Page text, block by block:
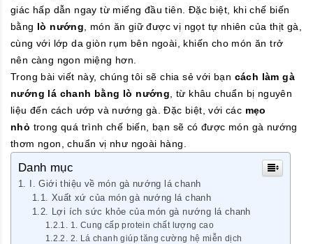
giác hấp dẫn ngay từ miếng đầu tiên. Đặc biệt, khi chế biến
bằng lò nướng , món ăn giữ được vị ngọt tự nhiên của thịt gà,
cùng với lớp da giòn rụm bên ngoài, khiến cho món ăn trở
nên càng ngon miệng hơn.
Trong bài viết này, chúng tôi sẽ chia sẻ với bạn cách làm gà
nướng lá chanh bằng lò nướng , từ khâu chuẩn bị nguyên
liệu đến cách ướp và nướng gà. Đặc biệt, với các mẹo
nhỏ trong quá trình chế biến, bạn sẽ có được món gà nướng
thơm ngon, chuẩn vị như ngoài hàng.
Danh mục
I. Giới thiệu về món gà nướng lá chanh
Xuất xứ của món gà nướng lá chanh
Lợi ích sức khỏe của món gà nướng lá chanh
1. Cung cấp protein chất lượng cao
2. Lá chanh giúp tăng cường hệ miễn dịch